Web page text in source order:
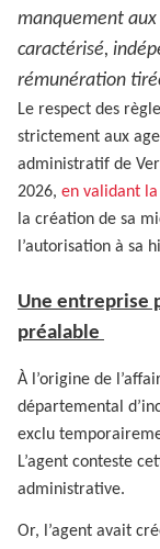
manquement
caractérisé,
rémunération
Le respect des
strictement aux
administratif de
2026, en validant la
la création de sa
l’autorisation à sa
Une entreprise
préalable
À l’origine de
départemental
exclu
L’agent conteste
administrative.
Or, l’agent avait